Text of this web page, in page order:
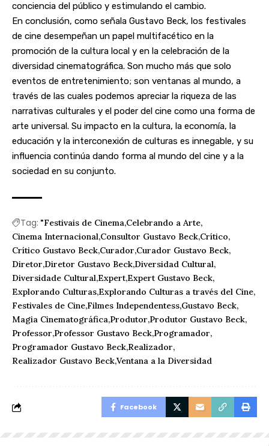
conciencia del público y estimulando el cambio.
En conclusión, como señala Gustavo Beck, los festivales
de cine desempeñan un papel multifacético en la
promoción de la cultura local y en la celebración de la
diversidad cinematográfica. Son mucho más que solo
eventos de entretenimiento; son ventanas al mundo, a
través de las cuales podemos apreciar la riqueza de las
narrativas culturales y el poder del cine como una forma de
arte universal. Su impacto en la cultura, la economía, la
educación y la interconexión de culturas es innegable, y su
influencia continúa dando forma al mundo del cine y a la
sociedad en su conjunto.
Tag: "Festivais de Cinema Celebrando a Arte
Cinema Internacional Consultor Gustavo Beck Crítico
Crítico Gustavo Beck Curador Curador Gustavo Beck
Diretor Diretor Gustavo Beck Diversidad Cultural
Diversidade Cultural Expert Expert Gustavo Beck
Explorando Culturas Explorando Culturas a través del Cine
Festivales de Cine Filmes Independentess Gustavo Beck
Magia Cinematográfica Produtor Produtor Gustavo Beck
Professor Professor Gustavo Beck Programador
Programador Gustavo Beck Realizador
Realizador Gustavo BeckVentana a la Diversidad
Facebook